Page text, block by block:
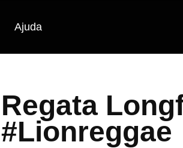
Ajuda
Regata
#Lionreggae